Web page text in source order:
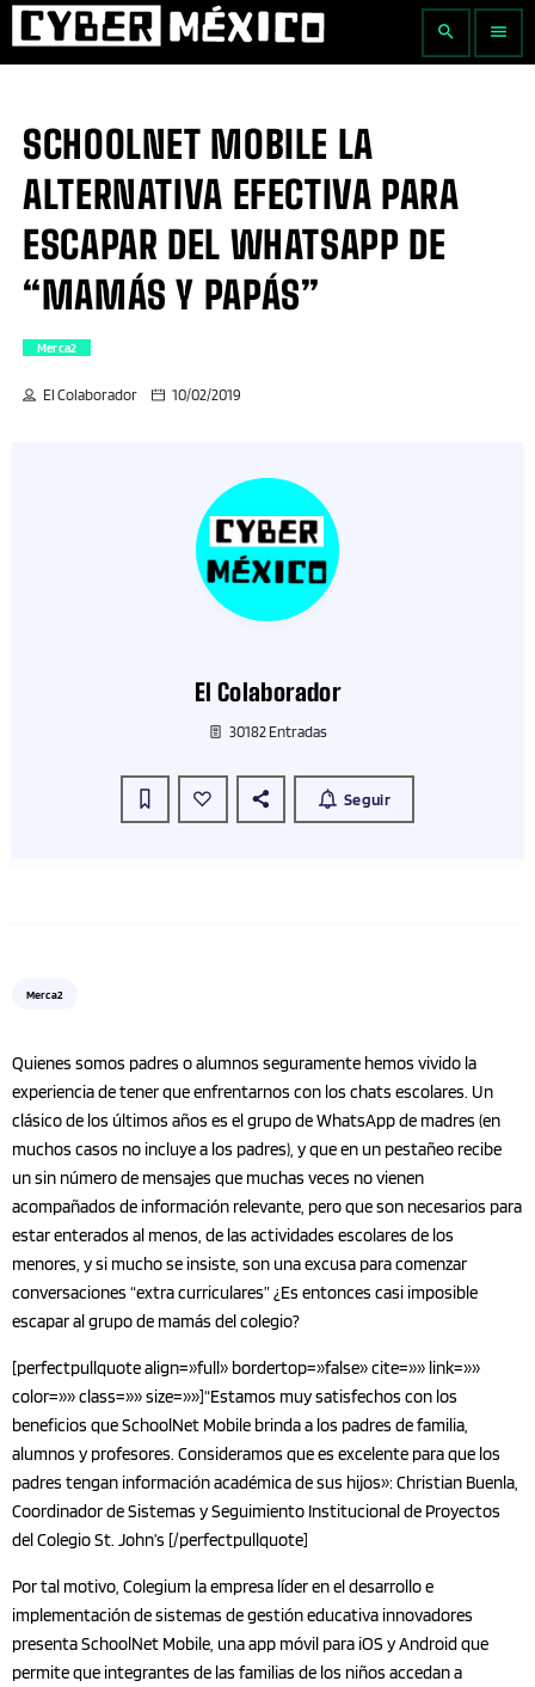
search menu
SCHOOLNET MOBILE LA
ALTERNATIVA EFECTIVA PARA
ESCAPAR DEL WHATSAPP DE
“MAMÁS Y PAPÁS”
Merca2
El Colaborador 10/02/2019
El Colaborador
30182 Entradas
Seguir
Merca2
Quienes somos padres o alumnos seguramente hemos vivido la
experiencia de tener que enfrentarnos con los chats escolares. Un
clásico de los últimos años es el grupo de WhatsApp de madres (en
muchos casos no incluye a los padres), y que en un pestañeo recibe
un sin número de mensajes que muchas veces no vienen
acompañados de información relevante, pero que son necesarios para
estar enterados al menos, de las actividades escolares de los
menores, y si mucho se insiste, son una excusa para comenzar
conversaciones “extra curriculares” ¿Es entonces casi imposible
escapar al grupo de mamás del colegio?
[perfectpullquote align=»full» bordertop=»false» cite=»» link=»»
color=»» class=»» size=»»]“Estamos muy satisfechos con los
beneficios que SchoolNet Mobile brinda a los padres de familia,
alumnos y profesores. Consideramos que es excelente para que los
padres tengan información académica de sus hijos»: Christian Buenla,
Coordinador de Sistemas y Seguimiento Institucional de Proyectos
del Colegio St. John’s [/perfectpullquote]
Por tal motivo, Colegium la empresa líder en el desarrollo e
implementación de sistemas de gestión educativa innovadores
presenta SchoolNet Mobile, una app móvil para iOS y Android que
permite que integrantes de las familias de los niños accedan a